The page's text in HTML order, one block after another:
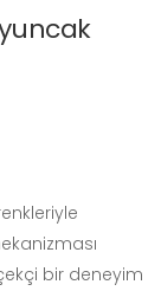
bir deneyim